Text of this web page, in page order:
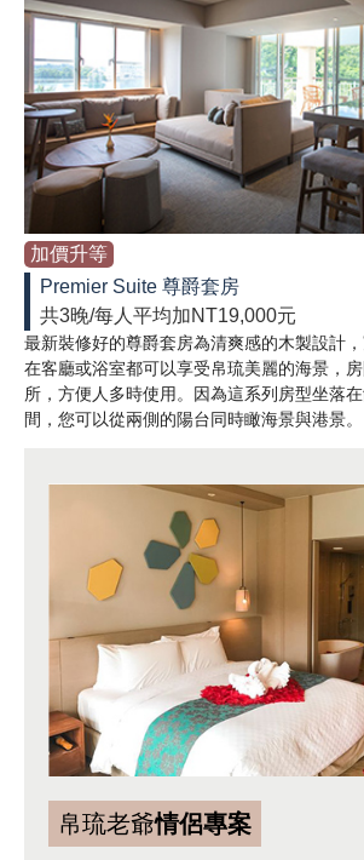
加價升等
Premier Suite 尊爵套房
共3晚/每人平均加NT19,000元
最新裝修好的尊爵套房為清爽感的木製設計
在客廳或浴室都可以享受帛琉美麗的海景，
所，方便人多時使用。因為這系列房型坐落
間，您可以從兩側的陽台同時瞰海景與港景。
帛琉老爺情侶專案